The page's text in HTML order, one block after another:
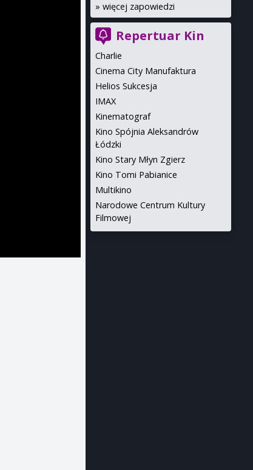
» więcej zapowiedzi
Repertuar Kin
Charlie
Cinema City Manufaktura
Helios Sukcesja
IMAX
Kinematograf
Kino Spójnia Aleksandrów
Łódzki
Kino Stary Młyn Zgierz
Kino Tomi Pabianice
Multikino
Narodowe Centrum Kultury
Filmowej